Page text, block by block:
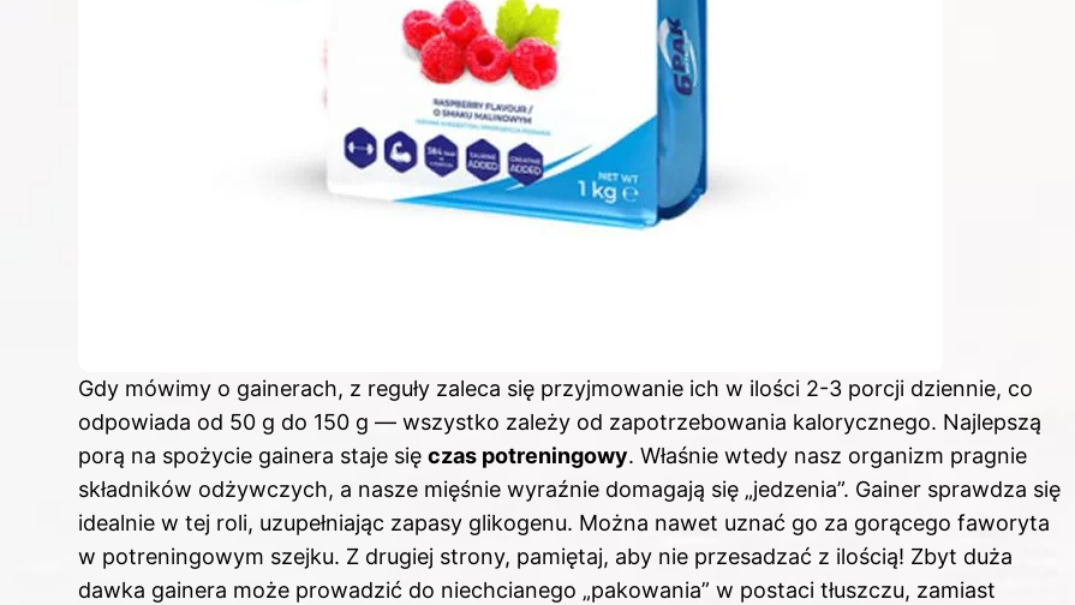
Gdy mówimy o gainerach, z reguły zaleca się przyjmowanie ich w ilości 2-3 porcji dziennie, co
odpowiada od 50 g do 150 g — wszystko zależy od zapotrzebowania kalorycznego. Najlepszą
porą na spożycie gainera staje się czas potreningowy. Właśnie wtedy nasz organizm pragnie
składników odżywczych, a nasze mięśnie wyraźnie domagają się „jedzenia”. Gainer sprawdza się
idealnie w tej roli, uzupełniając zapasy glikogenu. Można nawet uznać go za gorącego faworyta
w potreningowym szejku. Z drugiej strony, pamiętaj, aby nie przesadzać z ilością! Zbyt duża
dawka gainera może prowadzić do niechcianego „pakowania” w postaci tłuszczu, zamiast